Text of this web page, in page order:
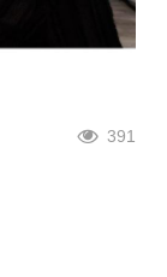
391